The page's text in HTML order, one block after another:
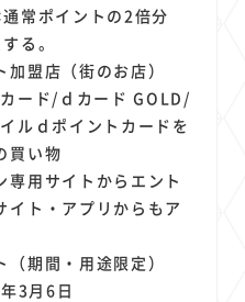
常ポイントの2倍分
る。
盟店（街のお店）
ード/ｄカード GOLD/
ルｄポイントカードを
買い物
専用サイトからエント
ト・アプリからもア
期間・用途限定）
3月6日